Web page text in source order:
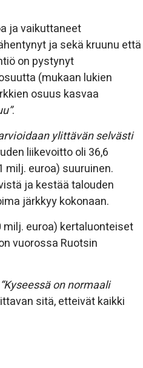
ja vaikuttaneet
ja sekä kruunu että
on pystynyt
(mukaan lukien
osuus kasvaa
.
ylittävän selvästi
liikevoitto oli 36,6
milj. euroa) suuruinen.
ja kestää talouden
järkkyy kokonaan.
euroa) kertaluonteiset
vuorossa Ruotsin
“Kyseessä on normaali
sitä, etteivät kaikki